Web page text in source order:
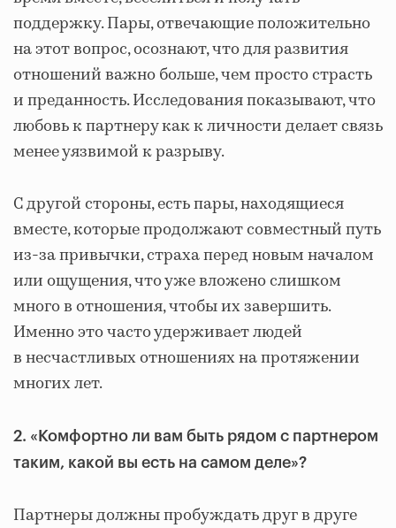
поддержку. Пары, отвечающие положительно
на этот вопрос, осознают, что для развития
отношений важно больше, чем просто страсть
и преданность. Исследования показывают, что
любовь к партнеру как к личности делает связь
менее уязвимой к разрыву.
С другой стороны, есть пары, находящиеся
вместе, которые продолжают совместный путь
из-за привычки, страха перед новым началом
или ощущения, что уже вложено слишком
много в отношения, чтобы их завершить.
Именно это часто удерживает людей
в несчастливых отношениях на протяжении
многих лет.
2. «Комфортно ли вам быть рядом с партнером
таким, какой вы есть на самом деле»?
Партнеры должны пробуждать друг в друге